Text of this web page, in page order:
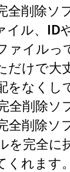
全削除ソ
イル、ID
ァイルっ
だけで大
をなくし
全削除ソ
全削除ソ
を完全に
くれます